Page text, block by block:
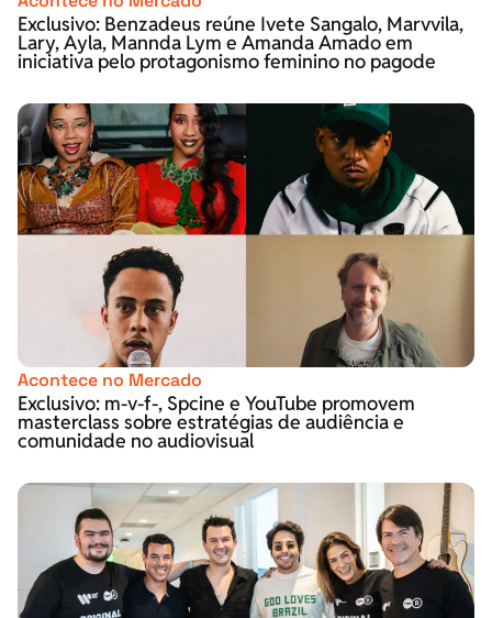
Exclusivo: Benzadeus reúne Ivete Sangalo, Marvvila,
Lary, Ayla, Mannda Lym e Amanda Amado em
iniciativa pelo protagonismo feminino no pagode
Acontece no Mercado
Exclusivo: m-v-f-, Spcine e YouTube promovem
masterclass sobre estratégias de audiência e
comunidade no audiovisual